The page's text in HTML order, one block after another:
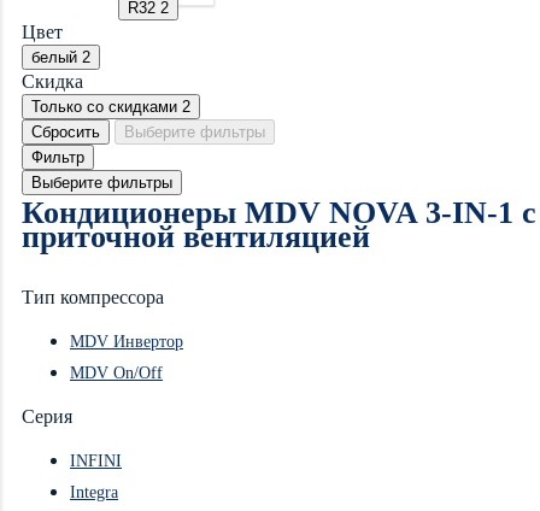
R32 2
Цвет
белый 2
Скидка
Только со cкидками 2
Сбросить
Выберите фильтры
Фильтр
Выберите фильтры
Кондиционеры MDV NOVA 3-IN-1 с
приточной вентиляцией
Тип компрессора
MDV Инвертор
MDV On/Off
Серия
INFINI
Integra